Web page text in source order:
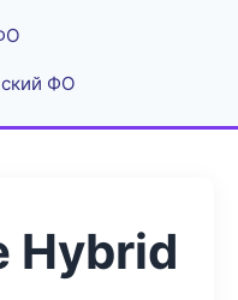
ФО
Hybrid